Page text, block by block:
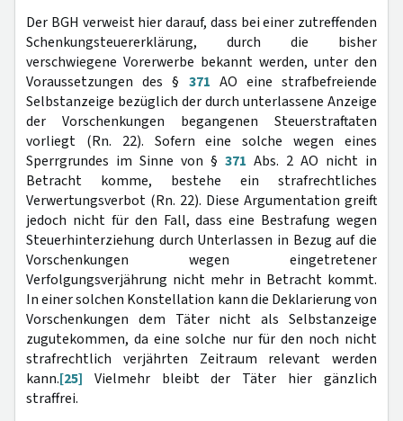
Der BGH verweist hier darauf, dass bei einer zutreffenden
Schenkungsteuererklärung, durch die bisher
verschwiegene Vorerwerbe bekannt werden, unter den
Voraussetzungen des § 371 AO eine strafbefreiende
Selbstanzeige bezüglich der durch unterlassene Anzeige
der Vorschenkungen begangenen Steuerstraftaten
vorliegt (Rn. 22). Sofern eine solche wegen eines
Sperrgrundes im Sinne von § 371 Abs. 2 AO nicht in
Betracht komme, bestehe ein strafrechtliches
Verwertungsverbot (Rn. 22). Diese Argumentation greift
jedoch nicht für den Fall, dass eine Bestrafung wegen
Steuerhinterziehung durch Unterlassen in Bezug auf die
Vorschenkungen wegen eingetretener
Verfolgungsverjährung nicht mehr in Betracht kommt.
In einer solchen Konstellation kann die Deklarierung von
Vorschenkungen dem Täter nicht als Selbstanzeige
zugutekommen, da eine solche nur für den noch nicht
strafrechtlich verjährten Zeitraum relevant werden
kann.[25] Vielmehr bleibt der Täter hier gänzlich
straffrei.